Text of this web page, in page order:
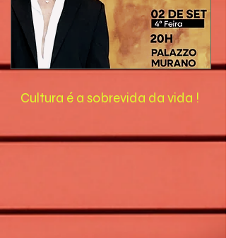
Cultura é a sobrevida da vida !